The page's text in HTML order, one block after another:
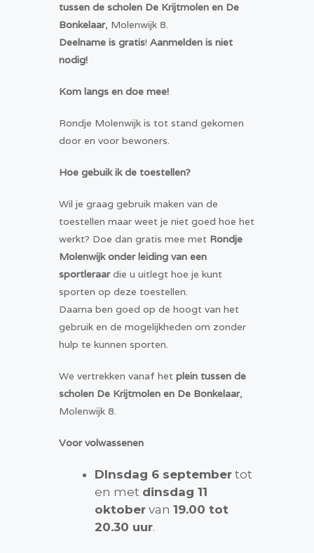
tussen de scholen De Krijtmolen en De
Bonkelaar, Molenwijk 8.
Deelname is gratis! Aanmelden is niet
nodig!
Kom langs en doe mee!
Rondje Molenwijk is tot stand gekomen
door en voor bewoners.
Hoe gebuik ik de toestellen?
Wil je graag gebruik maken van de
toestellen maar weet je niet goed hoe het
werkt? Doe dan gratis mee met Rondje
Molenwijk onder leiding van een
sportleraardie u uitlegt hoe je kunt
sporten op deze toestellen.
Daarna ben goed op de hoogt van het
gebruik en de mogelijkheden om zonder
hulp te kunnen sporten.
We vertrekken vanaf het plein tussen de
scholen De Krijtmolen en De Bonkelaar,
Molenwijk 8.
Voor volwassenen
Dlnsdag 6 september tot
en met dinsdag 11
oktober van 19.00 tot
20.30 uur.